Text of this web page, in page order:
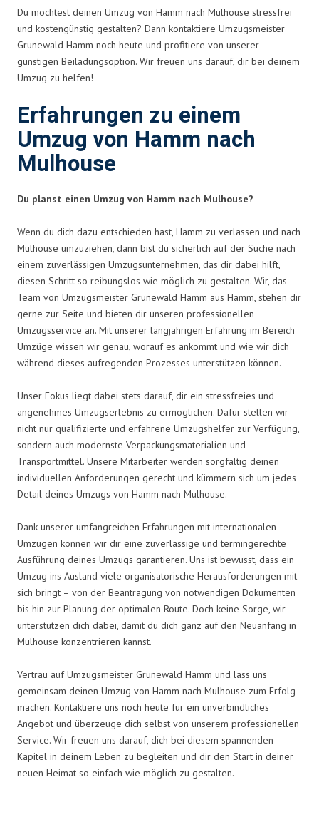
Du möchtest deinen Umzug von Hamm nach Mulhouse stressfrei
und kostengünstig gestalten? Dann kontaktiere Umzugsmeister
Grunewald Hamm noch heute und profitiere von unserer
günstigen Beiladungsoption. Wir freuen uns darauf, dir bei deinem
Umzug zu helfen!
Erfahrungen zu einem
Umzug von Hamm nach
Mulhouse
Du planst einen Umzug von Hamm nach Mulhouse?
Wenn du dich dazu entschieden hast, Hamm zu verlassen und nach
Mulhouse umzuziehen, dann bist du sicherlich auf der Suche nach
einem zuverlässigen Umzugsunternehmen, das dir dabei hilft,
diesen Schritt so reibungslos wie möglich zu gestalten. Wir, das
Team von Umzugsmeister Grunewald Hamm aus Hamm, stehen dir
gerne zur Seite und bieten dir unseren professionellen
Umzugsservice an. Mit unserer langjährigen Erfahrung im Bereich
Umzüge wissen wir genau, worauf es ankommt und wie wir dich
während dieses aufregenden Prozesses unterstützen können.
Unser Fokus liegt dabei stets darauf, dir ein stressfreies und
angenehmes Umzugserlebnis zu ermöglichen. Dafür stellen wir
nicht nur qualifizierte und erfahrene Umzugshelfer zur Verfügung,
sondern auch modernste Verpackungsmaterialien und
Transportmittel. Unsere Mitarbeiter werden sorgfältig deinen
individuellen Anforderungen gerecht und kümmern sich um jedes
Detail deines Umzugs von Hamm nach Mulhouse.
Dank unserer umfangreichen Erfahrungen mit internationalen
Umzügen können wir dir eine zuverlässige und termingerechte
Ausführung deines Umzugs garantieren. Uns ist bewusst, dass ein
Umzug ins Ausland viele organisatorische Herausforderungen mit
sich bringt – von der Beantragung von notwendigen Dokumenten
bis hin zur Planung der optimalen Route. Doch keine Sorge, wir
unterstützen dich dabei, damit du dich ganz auf den Neuanfang in
Mulhouse konzentrieren kannst.
Vertrau auf Umzugsmeister Grunewald Hamm und lass uns
gemeinsam deinen Umzug von Hamm nach Mulhouse zum Erfolg
machen. Kontaktiere uns noch heute für ein unverbindliches
Angebot und überzeuge dich selbst von unserem professionellen
Service. Wir freuen uns darauf, dich bei diesem spannenden
Kapitel in deinem Leben zu begleiten und dir den Start in deiner
neuen Heimat so einfach wie möglich zu gestalten.